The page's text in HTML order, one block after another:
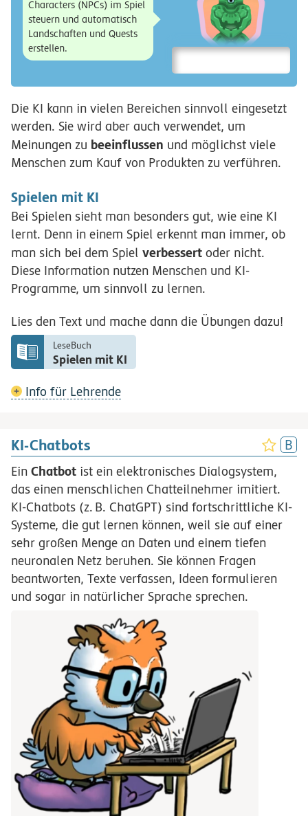
Characters (NPCs) im Spiel
steuern und automatisch
Landschaften und Quests
erstellen.
Die KI kann in vielen Bereichen sinnvoll eingesetzt
werden. Sie wird aber auch verwendet, um
Meinungen zu beeinflussen und möglichst viele
Menschen zum Kauf von Produkten zu verführen.
Spielen mit KI
Bei Spielen sieht man besonders gut, wie eine KI
lernt. Denn in einem Spiel erkennt man immer, ob
man sich bei dem Spiel verbessert oder nicht.
Diese Information nutzen Menschen und KI-
Programme, um sinnvoll zu lernen.
Lies den Text und mache dann die Übungen dazu!
LeseBuch
Spielen mit KI
Info für Lehrende
KI-Chatbots
Ein Chatbot ist ein elektronisches Dialogsystem,
das einen menschlichen Chatteilnehmer imitiert.
KI-Chatbots (z. B. ChatGPT) sind fortschrittliche KI-
Systeme, die gut lernen können, weil sie auf einer
sehr großen Menge an Daten und einem tiefen
neuronalen Netz beruhen. Sie können Fragen
beantworten, Texte verfassen, Ideen formulieren
und sogar in natürlicher Sprache sprechen.